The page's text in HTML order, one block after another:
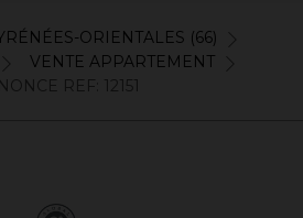
ORIENTALES (66)
VENTE APPARTEMENT
REF: 12151